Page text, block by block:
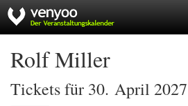
Rolf Miller
Tickets für 30. April 2027